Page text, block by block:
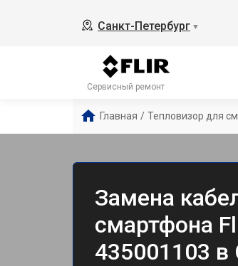
Санкт-Петербург ▼
Сервисный ремонт
Главная / Тепловизор для
Замена
смартфона
435001103 в